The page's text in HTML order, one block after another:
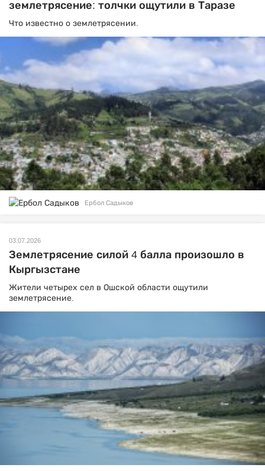
землетрясение: толчки ощутили в Таразе
Что известно о землетрясении.
Ербол Садыков
03.07.2026
Землетрясение силой 4 балла произошло в
Кыргызстане
Жители четырех сел в Ошской области ощутили
землетрясение.